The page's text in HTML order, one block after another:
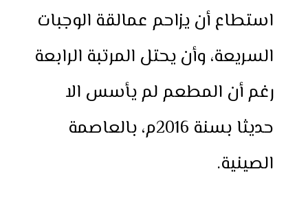
استطاع أن يزاحم عمالقة الوجبات
السريعة، وأن يحتل المرتبة الرابعة
رغم أن المطعم لم يأسس الا
حديثا بسنة 2016م، بالعاصمة
الصينية.